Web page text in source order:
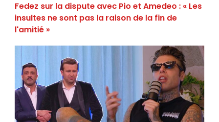
Fedez sur la dispute avec Pio et Amedeo : « Les
insultes ne sont pas la raison de la fin de
l'amitié »